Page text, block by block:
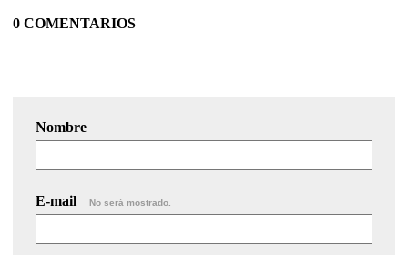
0 COMENTARIOS
Nombre
E-mail No será mostrado.